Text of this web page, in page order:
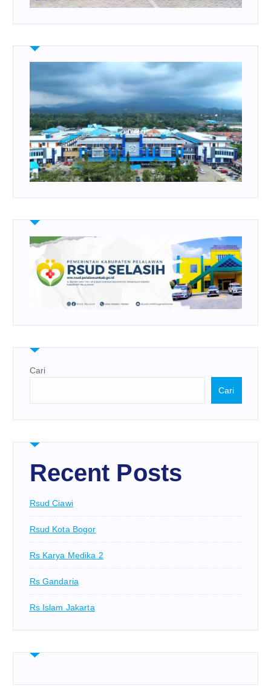
Cari
Cari
Recent Posts
Rsud Ciawi
Rsud Kota Bogor
Rs Karya Medika 2
Rs Gandaria
Rs Islam Jakarta